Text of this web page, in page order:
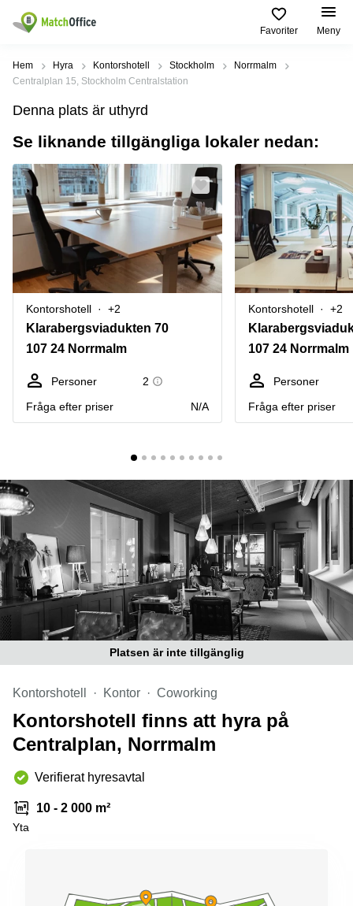
Favoriter Meny
Hyra / hyra ut
Kategorier
Kontor
Kontorshotell
Coworking
space
Lagerlokaler
Industrilokaler
Butikslokaler
Verkstad
kontor
Populära
Städer
Stockholm
Göteborg
Malmö
Uppsala
Norrköping
Östermalm
Skåne
Vasastan
Populära
sökningar
Kontorshotell
Stockholm
Hyra lokal
Stockholm
Kontorshotell
Göteborg
Coworking
Stockholm
Kontorshotell
Malmö
Coworking
Malmö
Lediga
lokaler
Hisingen
Lediga
lokaler
Hägersten
Hjälp
Om oss
Bli hyresvärd
Logga in
Hem Hyra Kontorshotell Stockholm
Norrmalm
Centralplan 15, Stockholm Centralstation
Denna plats är uthyrd
Se liknande tillgängliga lokaler nedan:
Kontorshotell +2
Klarabergsviadukten 70
107 24 Norrmalm
Personer
2
Fråga efter priser
N/A
Kontorshotell +2
107 24 Norrmalm
Personer
Fråga efter priser
Platsen är inte tillgänglig
Kontorshotell Kontor Coworking
Kontorshotell finns att hyra på
Centralplan, Norrmalm
Verifierat hyresavtal
10 - 2 000 m²
Yta